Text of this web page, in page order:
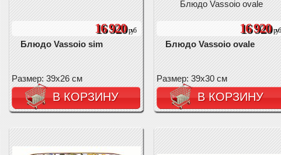
16 920руб
Блюдо Vassoio sim
Размер: 39х26 см
В КОРЗИНУ
Блюдо Vassoio ovale
16 920руб
Блюдо Vassoio ovale
Размер: 39х30 см
В КОРЗИНУ